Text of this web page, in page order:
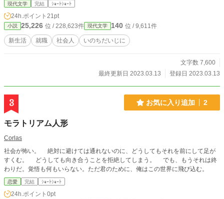
現代文学 完結 ｼｮｰﾄｼｮｰﾄ
24h.ポイント 21pt
小説 25,226 位 / 228,623件 現代文学 140 位 / 9,611件
新生活 就職 社会人 いのちだいじに
文字数 7,600
最終更新日 2023.03.13
登録日 2023.03.13
3 お気に入り追加 2
モラトリアム人形
Corlas
社会が怖い。 絶対に避けては通れないのに、どうしてもそれを前にして足が
すくむ。 どうしても向き合うことを拒絶してしまう。 でも、もうそれは終
わりだ。覚悟も何もいらない。ただ君のために、俺はこの世界に飛び込む。
恋愛 完結 ｼｮｰﾄｼｮｰﾄ
24h.ポイント 0pt